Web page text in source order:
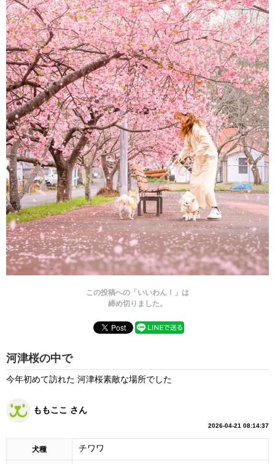
この投稿への「いいわん！」は
締め切りました。
河津桜の中で
今年初めて訪れた 河津桜素敵な場所でした
ももここ さん
2026-04-21 08:14:37
犬種 チワワ